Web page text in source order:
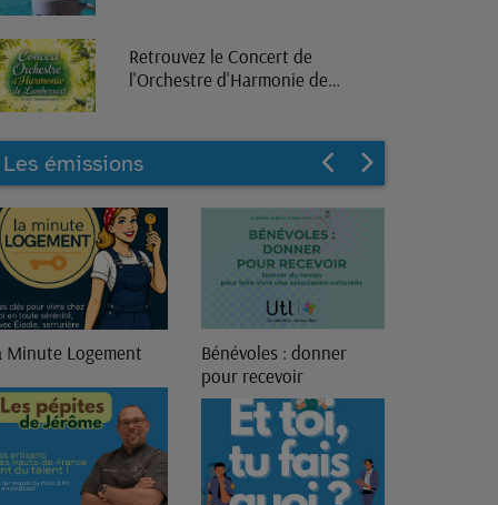
Retrouvez le Concert de
l'Orchestre d'Harmonie de
Les émissions
: donner
13ème Génération